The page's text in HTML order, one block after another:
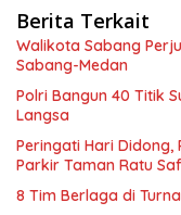
Berita Terkait
Walikota Sabang
Sabang-Medan
Polri Bangun 40 Titik
Langsa
Peringati Hari Didong,
Parkir Taman Ratu
8 Tim Berlaga di